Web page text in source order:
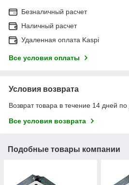
Безналичный расчет
Наличный расчет
Удаленная оплата Kaspi
Все условия оплаты
Условия возврата
Возврат товара в течение 14 дней по
Все условия возврата
Подобные товары компании